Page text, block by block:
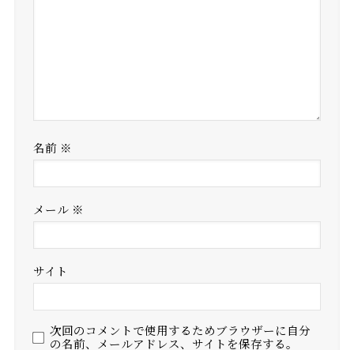
名前 ※
メール ※
サイト
次回のコメントで使用するためブラウザーに自分
の名前、メールアドレス、サイトを保存する。